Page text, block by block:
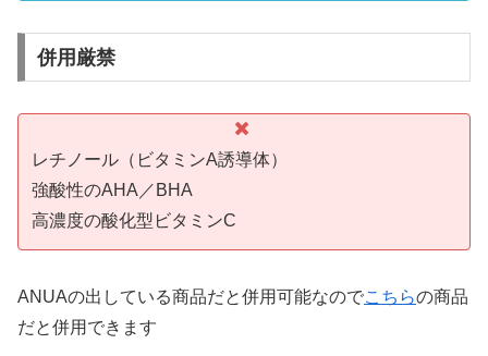
併用厳禁
レチノール（ビタミンA誘導体）
強酸性のAHA／BHA
高濃度の酸化型ビタミンC
ANUAの出している商品だと併用可能なのでこちらの商品
だと併用できます